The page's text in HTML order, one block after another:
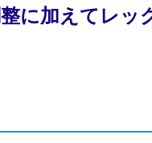
に加えてレッ